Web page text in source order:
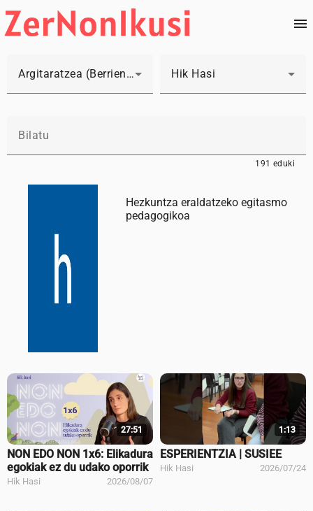
Argitaratzea (Berrienak lehenengo) Hik Hasi
191 eduki
Hezkuntza eraldatzeko egitasmo
pedagogikoa
27:51
NON EDO NON 1x6: Elikadura
egokiak ez du udako oporrik
Hik Hasi 2026/08/07
1:13
ESPERIENTZIA | SUSIEE
Hik Hasi 2026/07/24